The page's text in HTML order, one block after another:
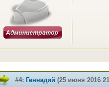
#4: Геннадий (25 июня 2016